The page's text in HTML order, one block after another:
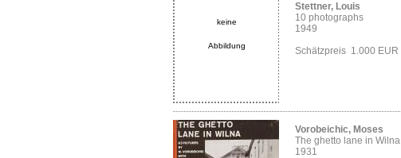
keine
Abbildung
Stettner, Louis
10 photographs
1949
Schätzpreis 1.000 EUR
Vorobeichic, Moses
The ghetto lane in Wilna
1931